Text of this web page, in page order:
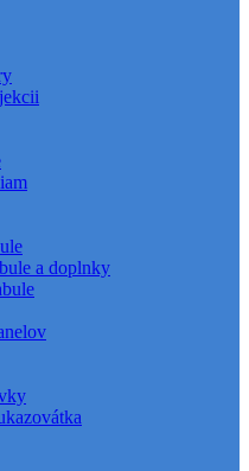
a doplnky